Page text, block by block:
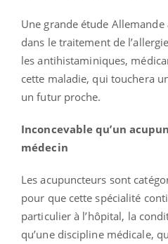
Une grande étude Allemande
dans le traitement de
les antihistaminiques,
cette maladie, qui touchera
un futur proche.
Inconcevable qu’un
médecin
Les acupuncteurs sont
pour que cette spécialité
particulier à l’hôpital, la
qu’une discipline médicale,